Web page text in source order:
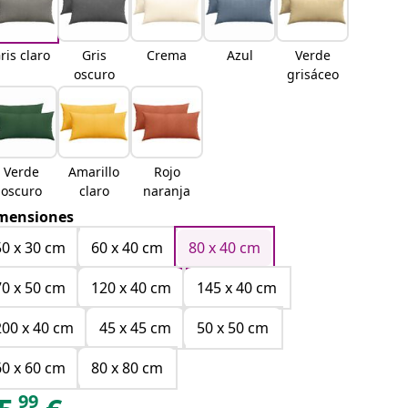
claro
Gris
oscuro
Crema Azul
Verde
grisáceo
Verde
oscuro
Amarillo
claro
Rojo
naranja
x 30 cm
60 x 40 cm
80 x 40 cm
x 50 cm
120 x 40 cm
145 x 40 cm
x 40 cm
45 x 45 cm
50 x 50 cm
x 60 cm
80 x 80 cm
99